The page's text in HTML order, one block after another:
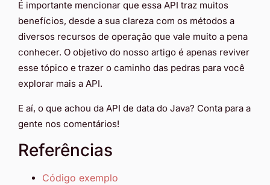
É importante mencionar que essa API traz muitos
benefícios, desde a sua clareza com os métodos a
diversos recursos de operação que vale muito a pena
conhecer. O objetivo do nosso artigo é apenas reviver
esse tópico e trazer o caminho das pedras para você
explorar mais a API.
E aí, o que achou da API de data do Java? Conta para a
gente nos comentários!
Referências
Código exemplo